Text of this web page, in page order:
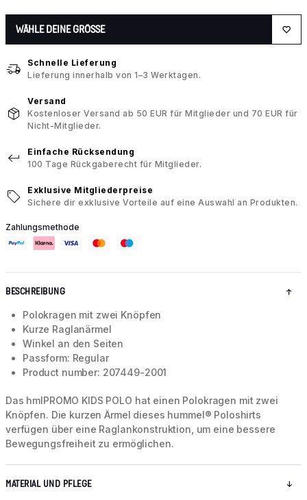
WÄHLE DEINE GRÖSSE
Schnelle Lieferung
Lieferung innerhalb von 1–3 Werktagen.
Versand
Kostenloser Versand ab 50 EUR für Mitglieder und 70 EUR für
Nicht-Mitglieder.
Einfache Rücksendung
100 Tage Rückgaberecht für Mitglieder.
Exklusive Mitgliederpreise
Sichere dir exklusive Vorteile auf eine Auswahl an Produkten.
Zahlungsmethode
BESCHREIBUNG
Polokragen mit zwei Knöpfen
Kurze Raglanärmel
Winkel an den Seiten
Passform: Regular
Product number: 207449-2001
Das hmlPROMO KIDS POLO hat einen Polokragen mit zwei
Knöpfen. Die kurzen Ärmel dieses hummel® Poloshirts
verfügen über eine Raglankonstruktion, um eine bessere
Bewegungsfreiheit zu ermöglichen.
MATERIAL UND PFLEGE